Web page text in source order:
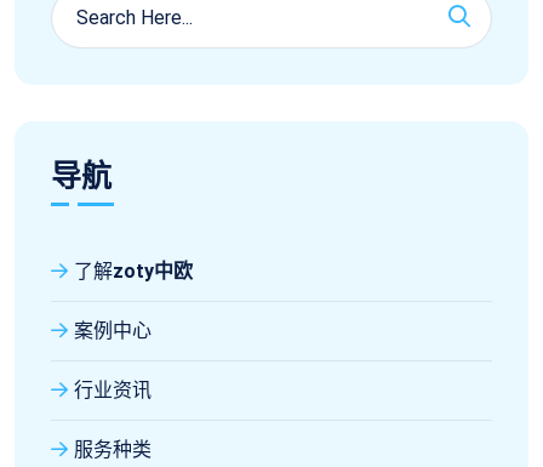
导航
了解zoty中欧
案例中心
行业资讯
服务种类